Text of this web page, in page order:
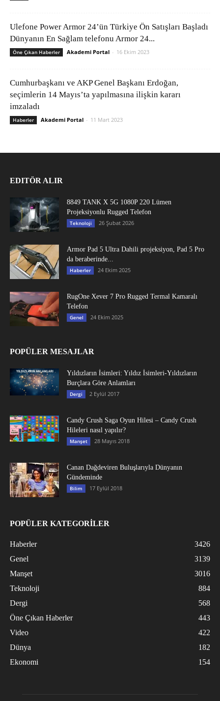
Ulefone Power Armor 24’ün Türkiye Ön Satışları Başladı
Dünyanın En Sağlam telefonu Armor 24...
Öne Çıkan Haberler Akademi Portal - 16 Ekim 2023
Cumhurbaşkanı ve AKP Genel Başkanı Erdoğan,
seçimlerin 14 Mayıs’ta yapılmasına ilişkin kararı
imzaladı
Haberler Akademi Portal - 11 Mart 2023
EDITÖR ALIR
8849 TANK X 5G 1080P 220 Lümen
Projeksiyonlu Rugged Telefon
Teknoloji 26 Şubat 2026
Armor Pad 5 Ultra Dahili projeksiyon, Pad 5 Pro
da beraberinde...
Haberler 24 Ekim 2025
RugOne Xever 7 Pro Rugged Termal Kamaralı
Telefon
Genel 24 Ekim 2025
POPÜLER MESAJLAR
Yıldızların İsimleri: Yıldız İsimleri-Yıldızların
Burçlara Göre Anlamları
Dergi 2 Eylül 2017
Candy Crush Saga Oyun Hilesi – Candy Crush
Hileleri nasıl yapılır?
Manşet 28 Mayıs 2018
Canan Dağdeviren Buluşlarıyla Dünyanın
Gündeminde
Bilim 17 Eylül 2018
POPÜLER KATEGORİLER
Haberler
3426
Genel
3139
Manşet
3016
Teknoloji
884
Dergi
568
Öne Çıkan Haberler
443
Video
422
Dünya
182
Ekonomi
154